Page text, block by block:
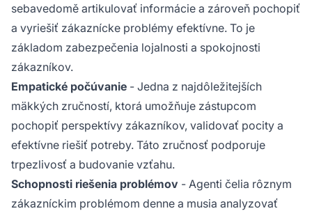
sebavedomě artikulovať informácie a zároveň pochopiť
a vyriešiť zákaznícke problémy efektívne. To je
základom zabezpečenia lojalnosti a spokojnosti
zákazníkov.
Empatické počúvanie - Jedna z najdôležitejších
mäkkých zručností, ktorá umožňuje zástupcom
pochopiť perspektívy zákazníkov, validovať pocity a
efektívne riešiť potreby. Táto zručnosť podporuje
trpezlivosť a budovanie vzťahu.
Schopnosti riešenia problémov - Agenti čelia rôznym
zákazníckim problémom denne a musia analyzovať